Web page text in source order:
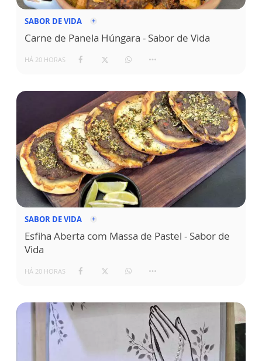
SABOR DE VIDA
Carne de Panela Húngara - Sabor de Vida
HÁ 20 HORAS
SABOR DE VIDA
Esfiha Aberta com Massa de Pastel - Sabor de
Vida
HÁ 20 HORAS